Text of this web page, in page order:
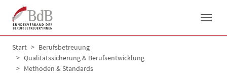
Skip to main navigation
Skip to main content
Skip to page footer
You are here:
Start
Berufsbetreuung
Qualitätssicherung & Berufsentwicklung
Methoden & Standards